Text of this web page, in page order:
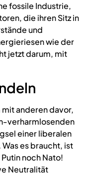
fossile Industrie,
die ihren Sitz in
und
wie der
jetzt darum, mit
anderen davor,
verharmlosenden
einer liberalen
es braucht, ist
noch Nato!
Neutralität